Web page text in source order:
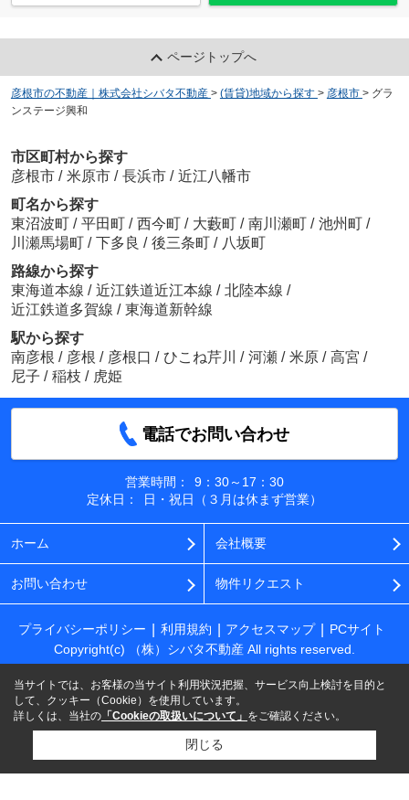
ページトップへ
彦根市の不動産｜株式会社シバタ不動産 > (賃貸)地域から探す > 彦根市 > グラ
ンステージ興和
市区町村から探す
彦根市 / 米原市 / 長浜市 / 近江八幡市
町名から探す
東沼波町 / 平田町 / 西今町 / 大藪町 / 南川瀬町 / 池州町 /
川瀬馬場町 / 下多良 / 後三条町 / 八坂町
路線から探す
東海道本線 / 近江鉄道近江本線 / 北陸本線 /
近江鉄道多賀線 / 東海道新幹線
駅から探す
南彦根 / 彦根 / 彦根口 / ひこね芹川 / 河瀬 / 米原 / 高宮 /
尼子 / 稲枝 / 虎姫
電話でお問い合わせ
営業時間：
9：30～17：30
定休日：
日・祝日（３月は休まず営業）
ホーム 会社概要
お問い合わせ 物件リクエスト
プライバシーポリシー 利用規約 アクセスマップ
PCサイト
Copyright(c) （株）シバタ不動産 All rights reserved.
当サイトでは、お客様の当サイト利用状況把握、サービス向上検討を目的と
して、クッキー（Cookie）を使用しています。
詳しくは、当社の 「Cookieの取扱いについて」 をご確認ください。
閉じる